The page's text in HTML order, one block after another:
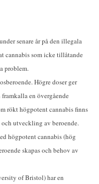
senare år på den illegala
cannabis som icke tillåtande
problem.
Högre doser ger
en övergående
rökt högpotent cannabis finns
utveckling av beroende.
högpotent cannabis (hög
skapas och behov av
of Bristol) har en